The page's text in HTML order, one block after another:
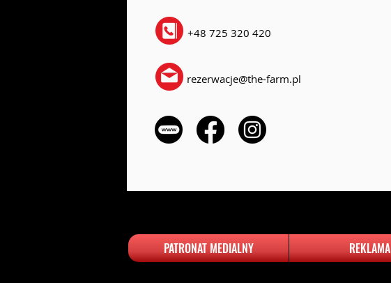
+48 725 320 420
rezerwacje@the-farm.pl
PATRONAT MEDIALNY REKLAMA